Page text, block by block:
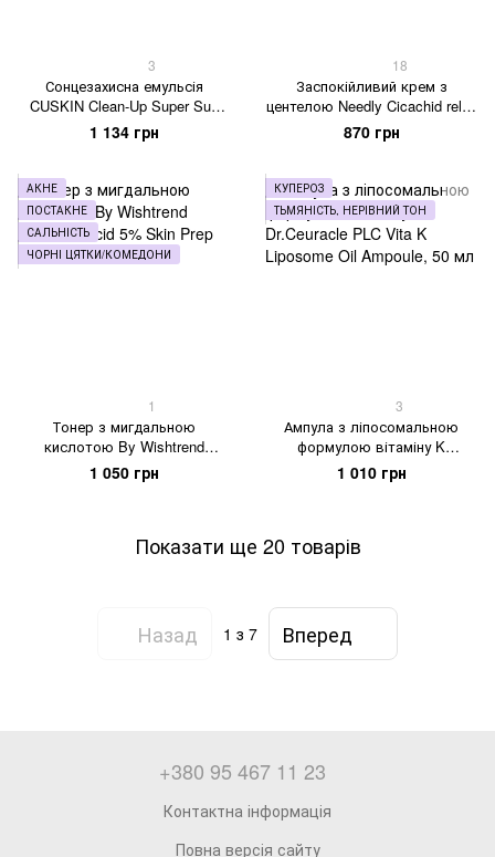
3
Сонцезахисна емульсія
CUSKIN Clean-Up Super Sun
Screen SPF 50+ PA+++
1 134 грн
18
Заспокійливий крем з
центелою Needly Cicachid relief
cream, 48 мл
870 грн
АКНЕ
ПОСТАКНЕ
САЛЬНІСТЬ
ЧОРНІ ЦЯТКИ/КОМЕДОНИ
1
Тонер з мигдальною
кислотою By Wishtrend
Mandelic Acid 5% Skin Prep
Water, 150 мл
1 050 грн
КУПЕРОЗ
ТЬМЯНІСТЬ, НЕРІВНИЙ ТОН
3
Ампула з ліпосомальною
формулою вітаміну K
Dr.Ceuracle PLC Vita K
Liposome Oil Ampoule, 50 мл
1 010 грн
Показати ще 20 товарів
Назад 1 з 7 Вперед
+380 95 467 11 23
Контактна інформація
Повна версія сайту